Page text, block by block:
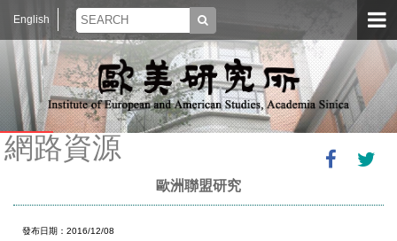
English
網路資源
歐洲聯盟研究
發布日期：2016/12/08